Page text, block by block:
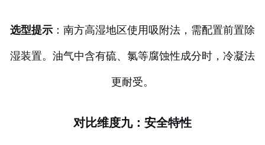
选型提示：南方高湿地区使用吸附法，需配置前置除
湿装置。油气中含有硫、氯等腐蚀性成分时，冷凝法
更耐受。
对比维度九：安全特性